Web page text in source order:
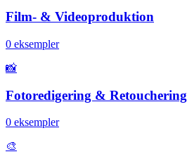
Film- & Videoproduktion
0 eksempler
📸
Fotoredigering & Retouchering
0 eksempler
🎨